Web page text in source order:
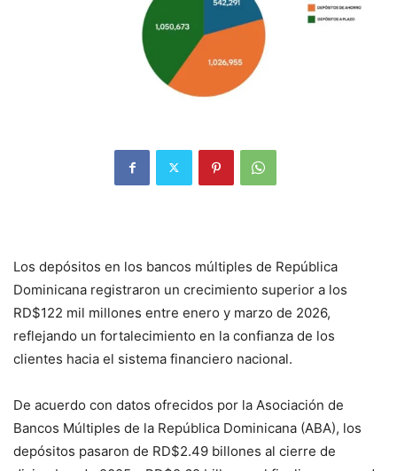
Los depósitos en los bancos múltiples de República
Dominicana registraron un crecimiento superior a los
RD$122 mil millones entre enero y marzo de 2026,
reflejando un fortalecimiento en la confianza de los
clientes hacia el sistema financiero nacional.
De acuerdo con datos ofrecidos por la Asociación de
Bancos Múltiples de la República Dominicana (ABA), los
depósitos pasaron de RD$2.49 billones al cierre de